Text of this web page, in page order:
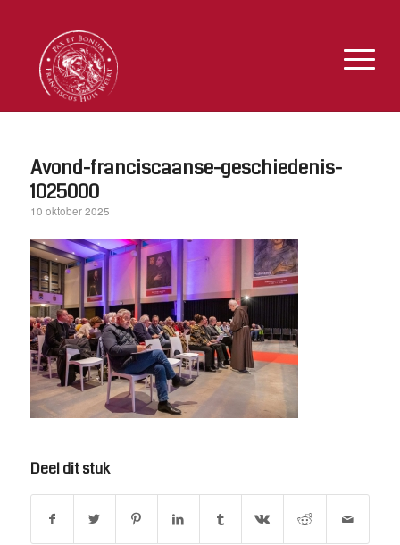
Avond-franciscaanse-geschiedenis-
1025000
10 oktober 2025
Deel dit stuk